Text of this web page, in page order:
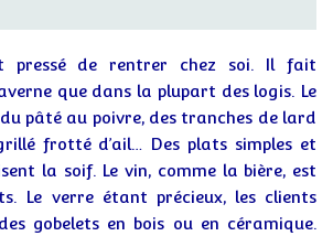
pressé de rentrer chez soi. Il fait
que dans la plupart des logis. Le
pâté au poivre, des tranches de lard
frotté d’ail… Des plats simples et
la soif. Le vin, comme la bière, est
Le verre étant précieux, les clients
gobelets en bois ou en céramique.